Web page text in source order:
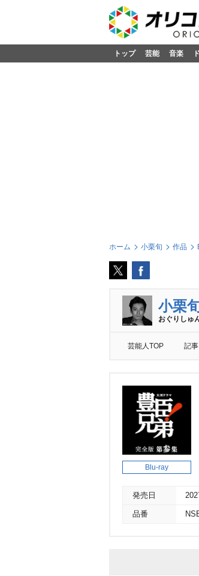
トップ 芸能 音楽
ホーム 小栗旬 作品
小栗
おぐりしゅ
芸能人TOP 記事
Blu-ray
発売日
品番